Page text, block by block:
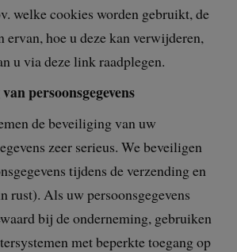
welke cookies worden gebruikt, de
ervan, hoe u deze kan verwijderen,
u via deze link raadplegen.
persoonsgegevens
de beveiliging van uw
zeer serieus. We beveiligen
tijdens de verzending en
rust). Als uw persoonsgegevens
bij de onderneming, gebruiken
met beperkte toegang op